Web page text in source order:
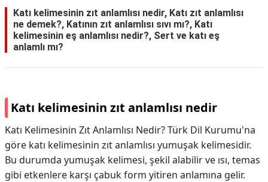
Katı kelimesinin zıt anlamlısı nedir, Katı zıt anlamlısı
ne demek?, Katının zıt anlamlısı sıvı mı?, Katı
kelimesinin eş anlamlısı nedir?, Sert ve katı eş
anlamlı mı?
Katı kelimesinin zıt anlamlısı nedir
Katı Kelimesinin Zıt Anlamlısı Nedir? Türk Dil Kurumu'na
göre katı kelimesinin zıt anlamlısı yumuşak kelimesidir.
Bu durumda yumuşak kelimesi, şekil alabilir ve ısı, temas
gibi etkenlere karşı çabuk form yitiren anlamına gelir.